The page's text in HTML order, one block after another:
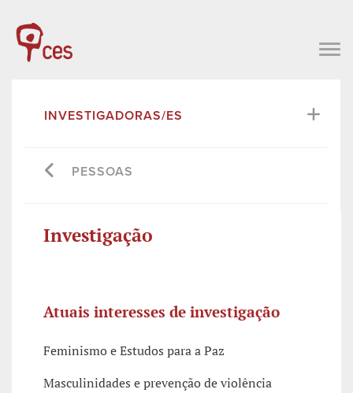
INVESTIGADORAS/ES
PESSOAS
Investigação
Atuais interesses de investigação
Feminismo e Estudos para a Paz
Masculinidades e prevenção de violência